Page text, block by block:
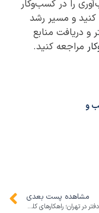
را در کسب‌وکار
کنید و مسیر رشد
و دریافت منابع
مراجعه کنید.
و
مشاهده پست بعدی
افزایش اجاره دفتر در تهران؛ راهکارهای کلینیک کسب و کار برای مدیریت هزینه‌های کسب‌وکار